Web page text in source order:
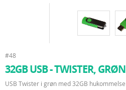
#48
32GB USB - TWISTER, GRØN
USB Twister i grøn med 32GB hukommelse